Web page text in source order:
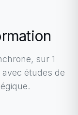
sur 1
études de